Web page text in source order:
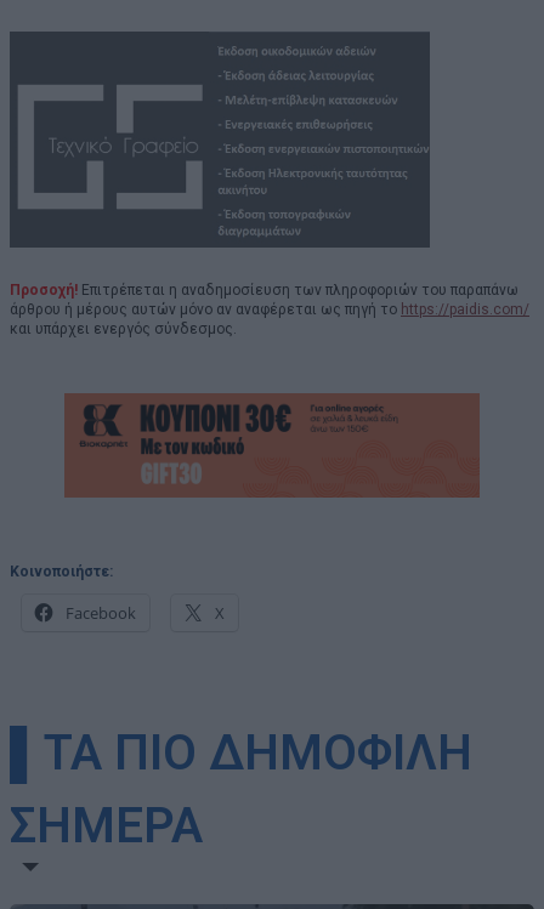
Προσοχή! Επιτρέπεται η αναδημοσίευση των πληροφοριών του παραπάνω
άρθρου ή μέρους αυτών μόνο αν αναφέρεται ως πηγή το https://paidis.com/
και υπάρχει ενεργός σύνδεσμος.
Κοινοποιήστε:
Facebook X
▌ΤΑ ΠΙΟ ΔΗΜΟΦΙΛΗ
ΣΗΜΕΡΑ